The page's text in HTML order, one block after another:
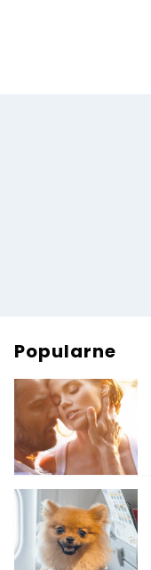
Popularne